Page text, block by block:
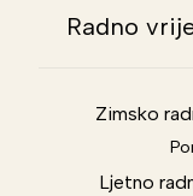
Radno
Zimsko
Ljetno